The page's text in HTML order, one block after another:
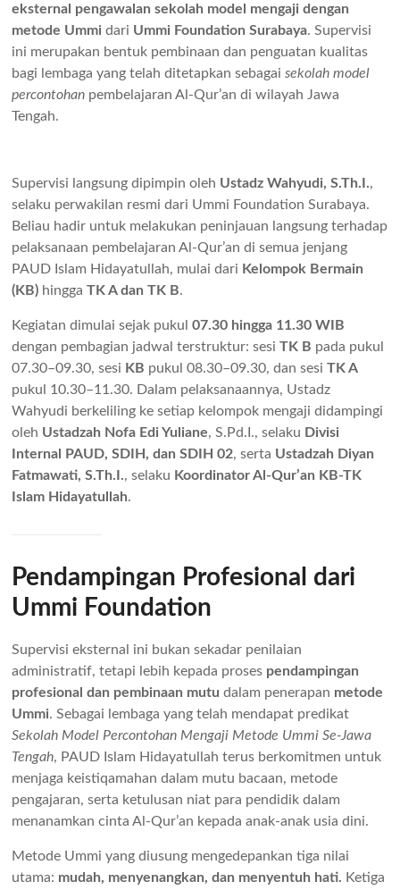
eksternal pengawalan sekolah model mengaji dengan
metode Ummi dari Ummi Foundation Surabaya. Supervisi
ini merupakan bentuk pembinaan dan penguatan kualitas
bagi lembaga yang telah ditetapkan sebagaisekolah model
percontohan pembelajaran Al-Qur’an di wilayah Jawa
Tengah.
Supervisi langsung dipimpin oleh Ustadz Wahyudi, S.Th.I.,
selaku perwakilan resmi dari Ummi Foundation Surabaya.
Beliau hadir untuk melakukan peninjauan langsung terhadap
pelaksanaan pembelajaran Al-Qur’an di semua jenjang
PAUD Islam Hidayatullah, mulai dari Kelompok Bermain
(KB) hinggaTK A dan TK B.
Kegiatan dimulai sejak pukul07.30 hingga 11.30 WIB
dengan pembagian jadwal terstruktur: sesiTK B pada pukul
07.30–09.30, sesi KB pukul 08.30–09.30, dan sesiTK A
pukul 10.30–11.30. Dalam pelaksanaannya, Ustadz
Wahyudi berkeliling ke setiap kelompok mengaji didampingi
oleh Ustadzah Nofa Edi Yuliane, S.Pd.I., selaku Divisi
Internal PAUD, SDIH, dan SDIH 02, serta Ustadzah Diyan
Fatmawati, S.Th.I., selaku Koordinator Al-Qur’an KB-TK
Islam Hidayatullah.
Pendampingan Profesional dari
Ummi Foundation
Supervisi eksternal ini bukan sekadar penilaian
administratif, tetapi lebih kepada proses pendampingan
profesional dan pembinaan mutu dalam penerapan metode
Ummi. Sebagai lembaga yang telah mendapat predikat
Sekolah Model Percontohan Mengaji Metode Ummi Se-Jawa
Tengah, PAUD Islam Hidayatullah terus berkomitmen untuk
menjaga keistiqamahan dalam mutu bacaan, metode
pengajaran, serta ketulusan niat para pendidik dalam
menanamkan cinta Al-Qur’an kepada anak-anak usia dini.
Metode Ummi yang diusung mengedepankan tiga nilai
utama: mudah, menyenangkan, dan menyentuh hati. Ketiga